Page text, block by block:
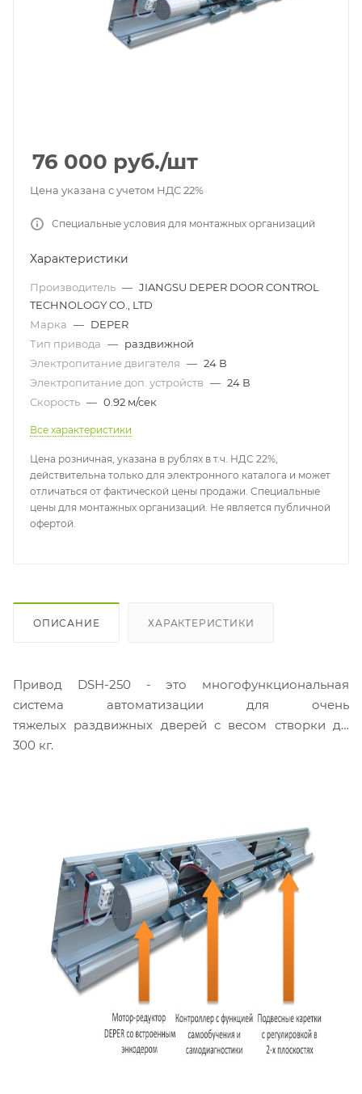
76 000 руб./шт
Цена указана с учетом НДС 22%
Специальные условия для монтажных организаций
Характеристики
Производитель — JIANGSU DEPER DOOR CONTROL
TECHNOLOGY CO., LTD
Марка — DEPER
Тип привода — раздвижной
Электропитание двигателя — 24 В
Электропитание доп. устройств — 24 В
Скорость — 0.92 м/сек
Все характеристики
Цена розничная, указана в рублях в т.ч. НДС 22%,
действительна только для электронного каталога и может
отличаться от фактической цены продажи. Специальные
цены для монтажных организаций. Не является публичной
офертой.
ОПИСАНИЕ ХАРАКТЕРИСТИКИ
Привод DSH-250 - это многофункциональная
система автоматизации для очень
тяжелых раздвижных дверей с весом створки до
300 кг.